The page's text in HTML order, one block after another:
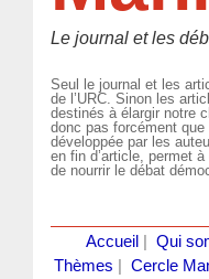
Le journal et les
Seul le journal et les
de l’URC. Sinon les
destinés à élargir notre
donc pas forcément
développée par les
en fin d’article, permet
de nourrir le débat
Accueil Qui
Thèmes
Cercle